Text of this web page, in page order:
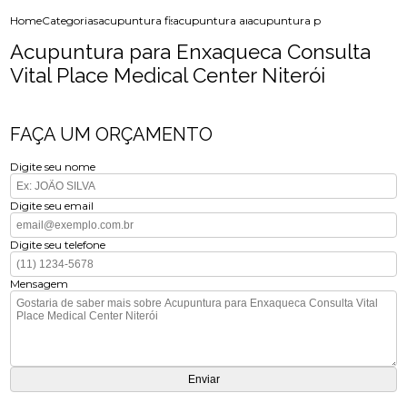
HomeCategoriasacupuntura fisioterapiaacupuntura ansiedadeacupuntura para enxaqueca
Acupuntura para Enxaqueca Consulta
Vital Place Medical Center Niterói
FAÇA UM ORÇAMENTO
Digite seu nome
Digite seu email
Digite seu telefone
Mensagem